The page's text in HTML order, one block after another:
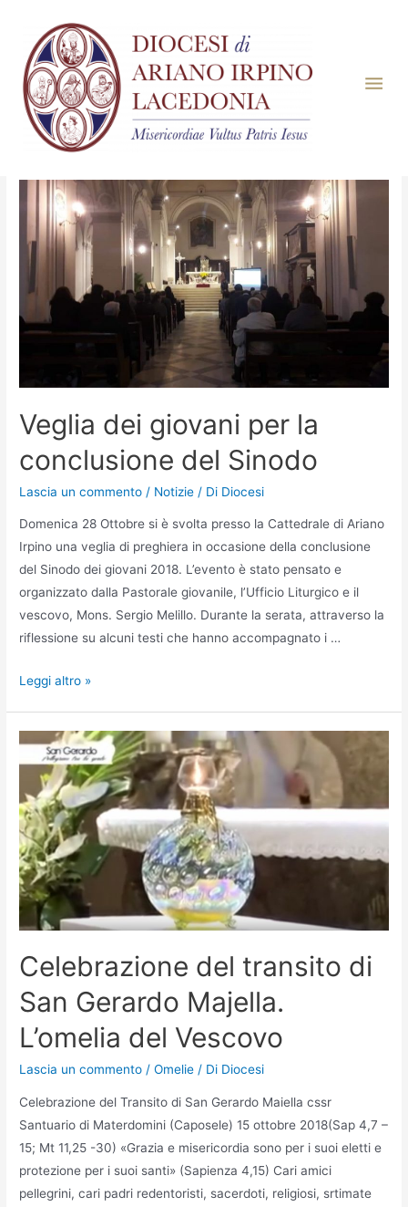
Mese:Ottobre 2018
Veglia dei giovani per la
conclusione del Sinodo
Lascia un commento / Notizie / Di Diocesi
Domenica 28 Ottobre si è svolta presso la Cattedrale di Ariano
Irpino una veglia di preghiera in occasione della conclusione
del Sinodo dei giovani 2018. L’evento è stato pensato e
organizzato dalla Pastorale giovanile, l’Ufficio Liturgico e il
vescovo, Mons. Sergio Melillo. Durante la serata, attraverso la
riflessione su alcuni testi che hanno accompagnato i …
Leggi altro »
Celebrazione del transito di
San Gerardo Majella.
L’omelia del Vescovo
Lascia un commento /Omelie / Di Diocesi
Celebrazione del Transito di San Gerardo Maiella cssr
Santuario di Materdomini (Caposele) 15 ottobre 2018(Sap 4,7 –
15; Mt 11,25 -30) «Grazia e misericordia sono per i suoi eletti e
protezione per i suoi santi» (Sapienza 4,15) Cari amici
pellegrini, cari padri redentoristi, sacerdoti, religiosi, srtimate